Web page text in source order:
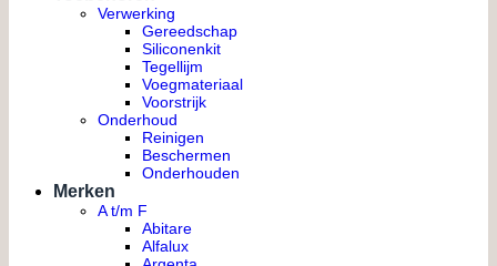
Verwerking
Gereedschap
Siliconenkit
Tegellijm
Voegmateriaal
Voorstrijk
Onderhoud
Reinigen
Beschermen
Onderhouden
Merken
A t/m F
Abitare
Alfalux